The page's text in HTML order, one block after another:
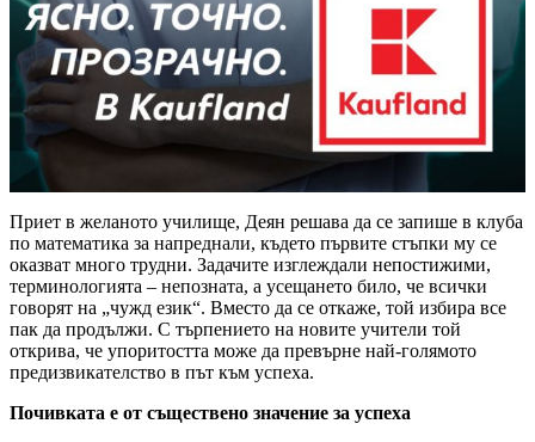
Приет в желаното училище, Деян решава да се запише в клуба
по математика за напреднали, където първите стъпки му се
оказват много трудни. Задачите изглеждали непостижими,
терминологията – непозната, а усещането било, че всички
говорят на „чужд език“. Вместо да се откаже, той избира все
пак да продължи. С търпението на новите учители той
открива, че упоритостта може да превърне най-голямото
предизвикателство в път към успеха.
Почивката е от съществено значение за успеха